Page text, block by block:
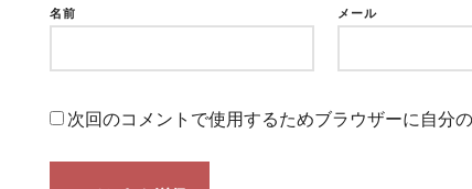
名前 メール
次回のコメントで使用するためブラウザーに自分